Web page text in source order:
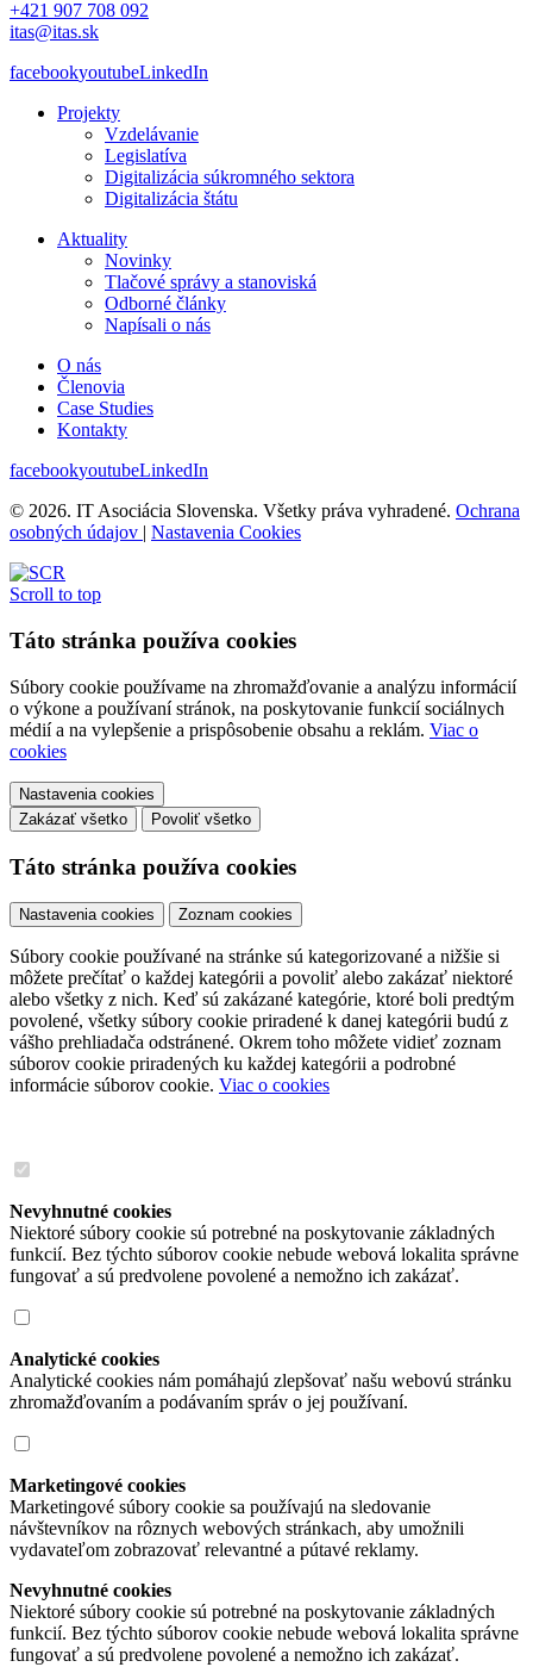
+421 907 708 092
itas@itas.sk
facebookyoutubeLinkedIn
Projekty
Vzdelávanie
Legislatíva
Digitalizácia súkromného sektora
Digitalizácia štátu
Aktuality
Novinky
Tlačové správy a stanoviská
Odborné články
Napísali o nás
O nás
Členovia
Case Studies
Kontakty
facebookyoutubeLinkedIn
© 2026. IT Asociácia Slovenska. Všetky práva vyhradené. Ochrana
osobných údajov | Nastavenia Cookies
Scroll to top
Táto stránka používa cookies
Súbory cookie používame na zhromažďovanie a analýzu informácií
o výkone a používaní stránok, na poskytovanie funkcií sociálnych
médií a na vylepšenie a prispôsobenie obsahu a reklám. Viac o
cookies
Nastavenia cookies
Zakázať všetko
Povoliť všetko
Táto stránka používa cookies
Nastavenia cookies Zoznam cookies
Súbory cookie používané na stránke sú kategorizované a nižšie si
môžete prečítať o každej kategórii a povoliť alebo zakázať niektoré
alebo všetky z nich. Keď sú zakázané kategórie, ktoré boli predtým
povolené, všetky súbory cookie priradené k danej kategórii budú z
vášho prehliadača odstránené. Okrem toho môžete vidieť zoznam
súborov cookie priradených ku každej kategórii a podrobné
informácie súborov cookie. Viac o cookies
Nevyhnutné cookies
Niektoré súbory cookie sú potrebné na poskytovanie základných
funkcií. Bez týchto súborov cookie nebude webová lokalita správne
fungovať a sú predvolene povolené a nemožno ich zakázať.
Analytické cookies
Analytické cookies nám pomáhajú zlepšovať našu webovú stránku
zhromažďovaním a podávaním správ o jej používaní.
Marketingové cookies
Marketingové súbory cookie sa používajú na sledovanie
návštevníkov na rôznych webových stránkach, aby umožnili
vydavateľom zobrazovať relevantné a pútavé reklamy.
Nevyhnutné cookies
Niektoré súbory cookie sú potrebné na poskytovanie základných
funkcií. Bez týchto súborov cookie nebude webová lokalita správne
fungovať a sú predvolene povolené a nemožno ich zakázať.